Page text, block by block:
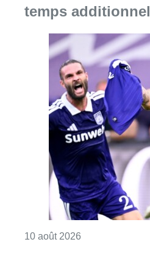
temps additionnel
10 août 2026